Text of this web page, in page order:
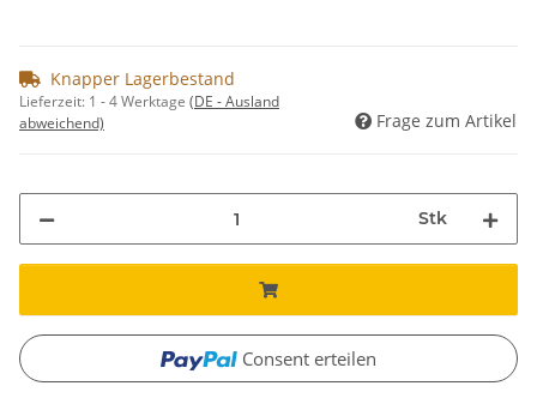
Knapper Lagerbestand
Lieferzeit: 1 - 4 Werktage (DE - Ausland
abweichend)
Frage zum Artikel
Stk
Consent erteilen